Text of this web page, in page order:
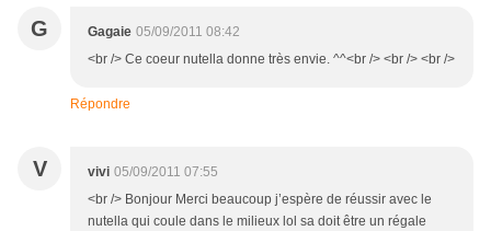
G Gagaie 05/09/2011 08:42
<br /> Ce coeur nutella donne très envie. ^^<br /> <br /> <br />
Répondre
V vivi 05/09/2011 07:55
<br /> Bonjour Merci beaucoup j’espère de réussir avec le
nutella qui coule dans le milieux lol sa doit être un régale